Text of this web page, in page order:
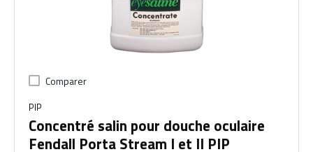
Comparer
PIP
Concentré salin pour douche oculaire
Fendall Porta Stream I et II PIP